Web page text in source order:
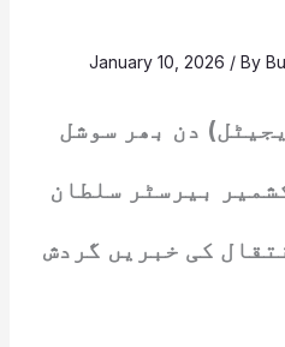
January 10, 2026 / By
دن بھر سوشل
بیرسٹر سلطان
کی خبریں گردش